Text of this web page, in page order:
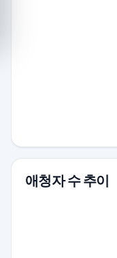
애청자 수 추이